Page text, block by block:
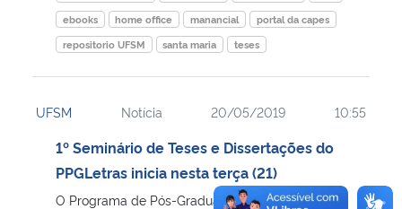
ebooks
home office manancial
portal da capes
repositorio UFSM
santa maria teses
UFSM Notícia 20/05/2019 10:55
1º Seminário de Teses e Dissertações do
PPGLetras inicia nesta terça (21)
O Programa de Pós-Graduação em Letras